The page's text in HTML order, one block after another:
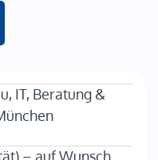
IT, Beratung &
– auf Wunsch